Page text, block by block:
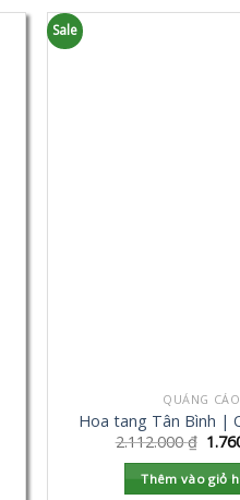
Sale
QUẢNG CÁO
Hoa tang Tân Bình |
2.112.000₫
Thêm vào giỏ